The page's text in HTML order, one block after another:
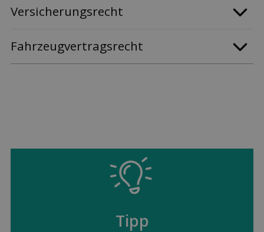
Versicherungsrecht
Fahrzeugvertragsrecht
Tipp